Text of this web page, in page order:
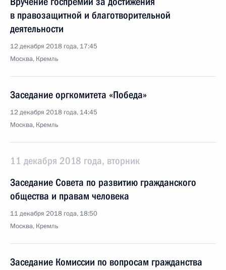
в правозащитной и благотворительной
деятельности
12 декабря 2018 года, 17:45
Москва, Кремль
Заседание оргкомитета «Победа»
12 декабря 2018 года, 14:45
Москва, Кремль
11 декабря 2018 года, вторник
Заседание Совета по развитию гражданского
общества и правам человека
11 декабря 2018 года, 18:50
Москва, Кремль
Заседание Комиссии по вопросам гражданства